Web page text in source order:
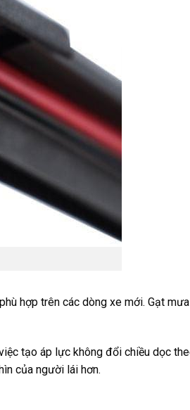
hợp trên các dòng xe mới. Gạt
tạo áp lực không đổi chiều dọc
của người lái hơn.